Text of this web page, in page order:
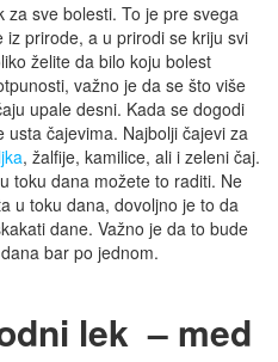
za sve bolesti. To je pre svega
prirode, a u prirodi se kriju svi
želite da bilo koju bolest
važno je da se što više
upale desni. Kada se dogodi
čajevima. Najbolji čajevi za
, žalfije, kamilice, ali i zeleni čaj.
toku dana možete to raditi. Ne
u toku dana, dovoljno je to da
dane. Važno je da to bude
bar po jednom.
lek – med